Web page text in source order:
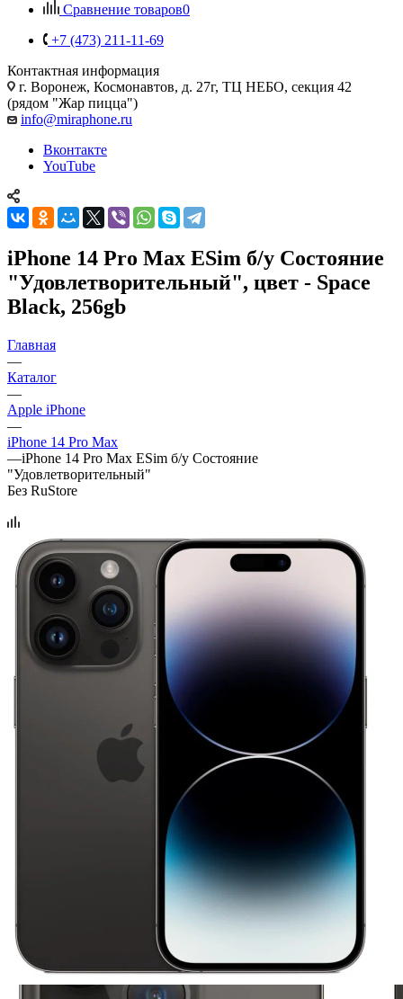
Сравнение товаров0
+7 (473) 211-11-69
Контактная информация
г. Воронеж, Космонавтов, д. 27г, ТЦ НЕБО, секция 42
(рядом "Жар пицца")
info@miraphone.ru
Вконтакте
YouTube
iPhone 14 Pro Max ESim б/у Состояние
"Удовлетворительный", цвет - Space
Black, 256gb
Главная
—
Каталог
—
Apple iPhone
—
iPhone 14 Pro Max
—iPhone 14 Pro Max ESim б/у Состояние
"Удовлетворительный"
Без RuStore